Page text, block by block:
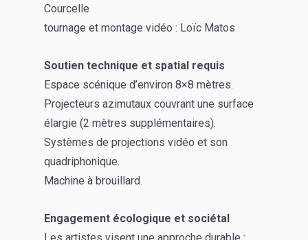
Courcelle
tournage et montage vidéo : Loïc Matos
Soutien technique et spatial requis
Espace scénique d’environ 8×8 mètres.
Projecteurs azimutaux couvrant une surface
élargie (2 mètres supplémentaires).
Systèmes de projections vidéo et son
quadriphonique.
Machine à brouillard.
Engagement écologique et sociétal